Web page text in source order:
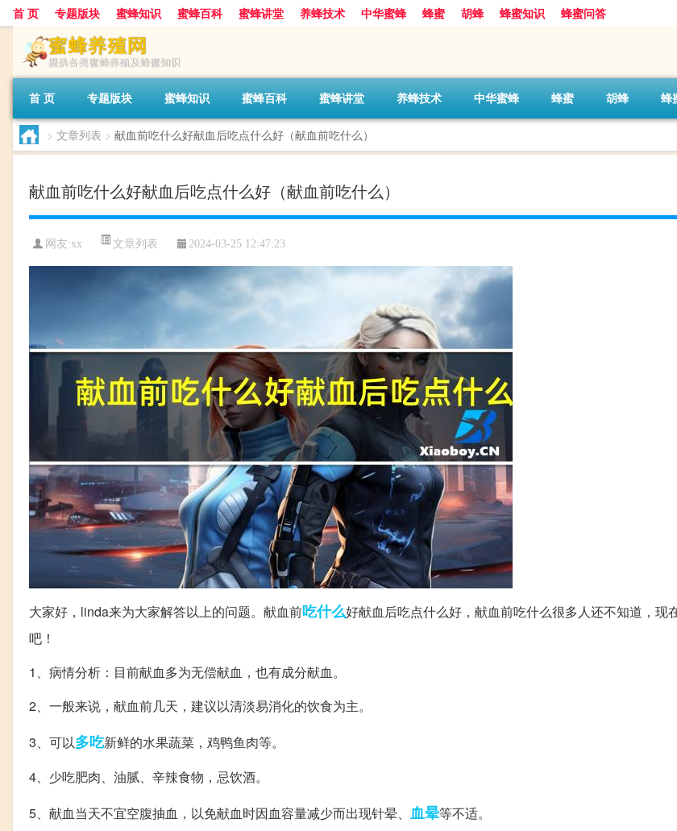
首 页 专题版块 蜜蜂知识 蜜蜂百科 蜜蜂讲堂 养蜂技术 中华蜜蜂 蜂蜜 胡蜂 蜂蜜知识 蜂蜜问答
首 页 专题版块 蜜蜂知识 蜜蜂百科 蜜蜂讲堂 养蜂技术 中华蜜蜂 蜂蜜 胡蜂 蜂
> 文章列表 > 献血前吃什么好献血后吃点什么好（献血前吃什么）
献血前吃什么好献血后吃点什么好（献血前吃什么）
网友:xx 文章列表 2024-03-25 12:47:23
大家好，linda来为大家解答以上的问题。献血前吃什么好献血后吃点什么好，献血前吃什么很多人还不知道，现
吧！
1、病情分析：目前献血多为无偿献血，也有成分献血。
2、一般来说，献血前几天，建议以清淡易消化的饮食为主。
3、可以多吃新鲜的水果蔬菜，鸡鸭鱼肉等。
4、少吃肥肉、油腻、辛辣食物，忌饮酒。
5、献血当天不宜空腹抽血，以免献血时因血容量减少而出现针晕、 血晕等不适。